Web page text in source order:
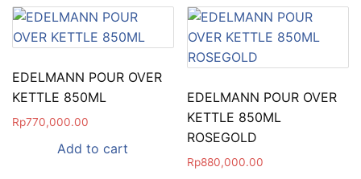
EDELMANN POUR OVER
KETTLE 850ML
Rp770,000.00
Add to cart
EDELMANN POUR OVER
KETTLE 850ML
ROSEGOLD
Rp880,000.00